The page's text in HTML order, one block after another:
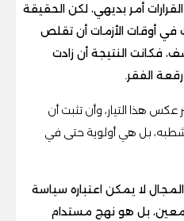
أمر بديهي، لكن الحقيقة
في أوقات الأزمات أن تقلص
فكانت النتيجة أن زادت
الفقر.
عكس هذا التيار، وأن تثبت أن
شطبه، بل هي أولوية حتى في
لا يمكن اعتباره سياسة
بل هو نهج مستدام